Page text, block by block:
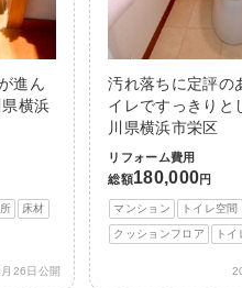
進ん
横浜
床材
26日公開
汚れ落ちに定評の
イレですっきりと
川県横浜市栄区
リフォーム費用
総額180,000円
マンション トイレ空間
クッションフロア トイ